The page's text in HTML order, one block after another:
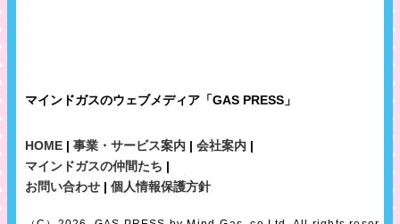
マインドガスのウェブメディア「GAS PRESS」
HOME | 事業・サービス案内 | 会社案内 |
マインドガスの仲間たち |
お問い合わせ | 個人情報保護方針